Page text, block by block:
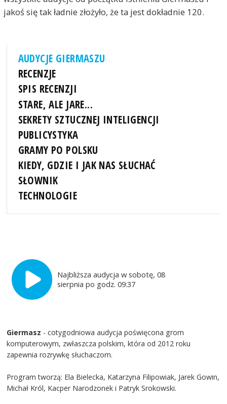
jakoś się tak ładnie złożyło, że ta jest dokładnie 120.
AUDYCJE GIERMASZU
RECENZJE
SPIS RECENZJI
STARE, ALE JARE...
SEKRETY SZTUCZNEJ INTELIGENCJI
PUBLICYSTYKA
GRAMY PO POLSKU
KIEDY, GDZIE I JAK NAS SŁUCHAĆ
SŁOWNIK
TECHNOLOGIE
Najbliższa audycja w sobotę, 08
sierpnia po godz. 09:37
Giermasz - cotygodniowa audycja poświęcona grom
komputerowym, zwłaszcza polskim, która od 2012 roku
zapewnia rozrywkę słuchaczom.
Program tworzą: Ela Bielecka, Katarzyna Filipowiak, Jarek Gowin,
Michał Król, Kacper Narodzonek i Patryk Srokowski.